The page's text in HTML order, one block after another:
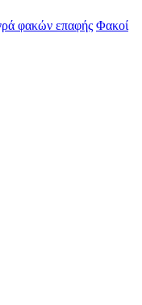
φακών επαφής Φακοί